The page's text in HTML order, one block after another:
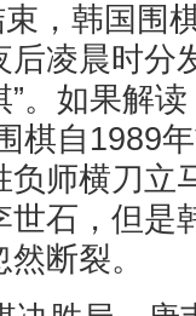
，韩国围
后凌晨时分
。如果解
棋自1989
师横刀立
石，但是
断裂。